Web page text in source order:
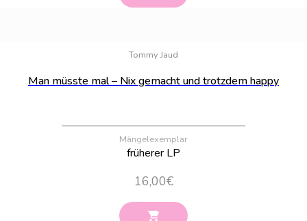
Tommy Jaud
Man müsste mal – Nix gemacht und trotzdem happy
Mängelexemplar
früherer LP
16,00€